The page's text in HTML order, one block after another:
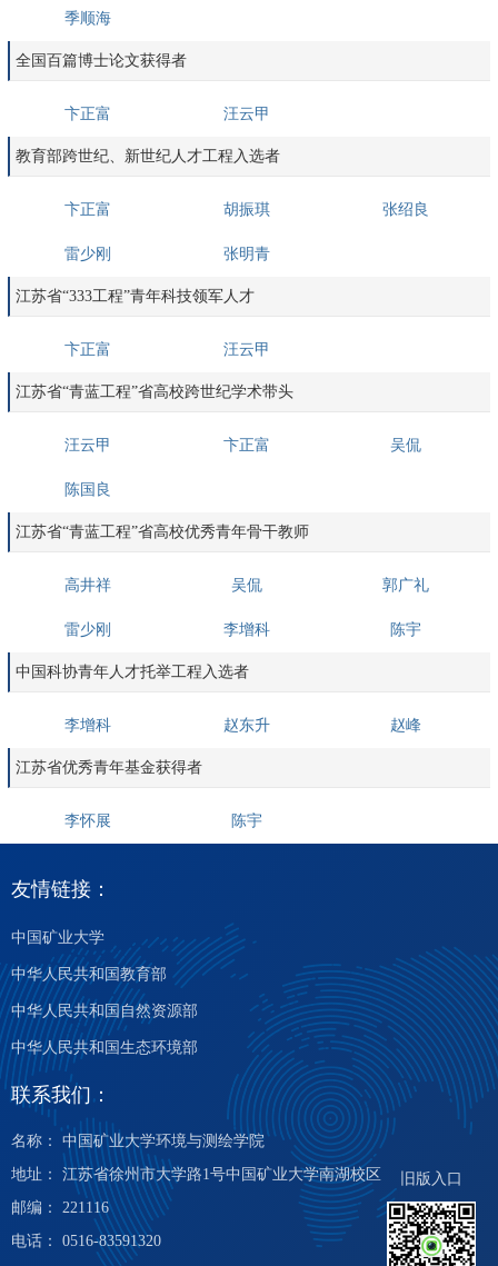
季顺海
全国百篇博士论文获得者
卞正富 汪云甲
教育部跨世纪、新世纪人才工程入选者
卞正富 胡振琪 张绍良
雷少刚 张明青
江苏省“333工程”青年科技领军人才
卞正富 汪云甲
江苏省“青蓝工程”省高校跨世纪学术带头
汪云甲 卞正富 吴侃
陈国良
江苏省“青蓝工程”省高校优秀青年骨干教师
高井祥 吴侃 郭广礼
雷少刚 李增科 陈宇
中国科协青年人才托举工程入选者
李增科 赵东升 赵峰
江苏省优秀青年基金获得者
李怀展 陈宇
友情链接：
中国矿业大学
中华人民共和国教育部
中华人民共和国自然资源部
中华人民共和国生态环境部
联系我们：
名称： 中国矿业大学环境与测绘学院
地址： 江苏省徐州市大学路1号中国矿业大学南湖校区
邮编： 221116
电话： 0516-83591320
旧版入口